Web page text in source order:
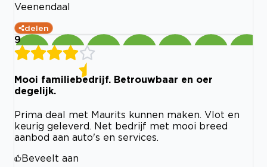
Veenendaal
delen
9
Mooi familiebedrijf. Betrouwbaar en oer
degelijk.
Prima deal met Maurits kunnen maken. Vlot en
keurig geleverd. Net bedrijf met mooi breed
aanbod aan auto's en services.
Beveelt aan